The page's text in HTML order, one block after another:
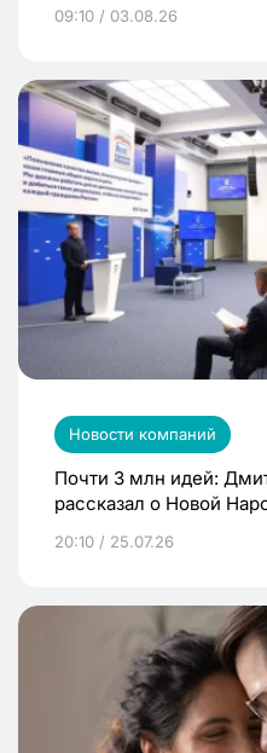
09:10 / 03.08.26
Новости компаний
Почти 3 млн идей:
рассказал о Новой
20:10 / 25.07.26